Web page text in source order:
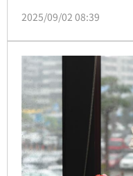
公梶原一騎的婚姻，
2025/09/02 08:39